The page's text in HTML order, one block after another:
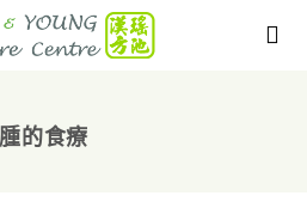
的食療